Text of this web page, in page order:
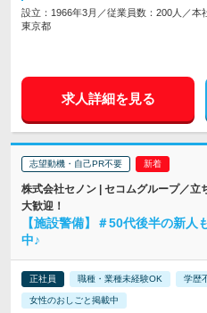
設立：1966年3月／従業員数：200人／本
東京都
求人詳細を見る
志望動機・自己PR不要
株式会社セノン | セコムグループ／立
大歓迎！
【施設警備】＃50代後半の新
中♪
正社員 職種・業種未経験OK 学歴
女性のおしごと掲載中